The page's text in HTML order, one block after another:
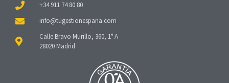
+34 911 74 80 80
Calle Bravo Murillo, 360, 1° A
28020 Madrid